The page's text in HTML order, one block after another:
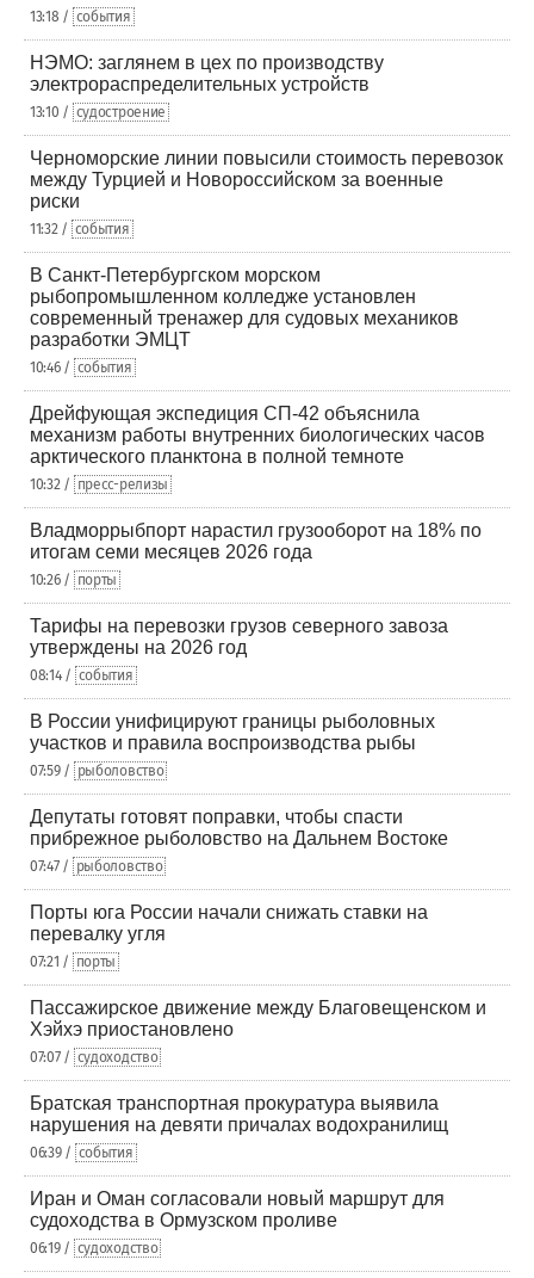
13:18 / события
НЭМО: заглянем в цех по производству
электрораспределительных устройств
13:10 / судостроение
Черноморские линии повысили стоимость перевозок
между Турцией и Новороссийском за военные
риски
11:32 / события
В Санкт-Петербургском морском
рыбопромышленном колледже установлен
современный тренажер для судовых механиков
разработки ЭМЦТ
10:46 / события
Дрейфующая экспедиция СП-42 объяснила
механизм работы внутренних биологических часов
арктического планктона в полной темноте
10:32 / пресс-релизы
Владморрыбпорт нарастил грузооборот на 18% по
итогам семи месяцев 2026 года
10:26 / порты
Тарифы на перевозки грузов северного завоза
утверждены на 2026 год
08:14 / события
В России унифицируют границы рыболовных
участков и правила воспроизводства рыбы
07:59 / рыболовство
Депутаты готовят поправки, чтобы спасти
прибрежное рыболовство на Дальнем Востоке
07:47 / рыболовство
Порты юга России начали снижать ставки на
перевалку угля
07:21 / порты
Пассажирское движение между Благовещенском и
Хэйхэ приостановлено
07:07 / судоходство
Братская транспортная прокуратура выявила
нарушения на девяти причалах водохранилищ
06:39 / события
Иран и Оман согласовали новый маршрут для
судоходства в Ормузском проливе
06:19 / судоходство